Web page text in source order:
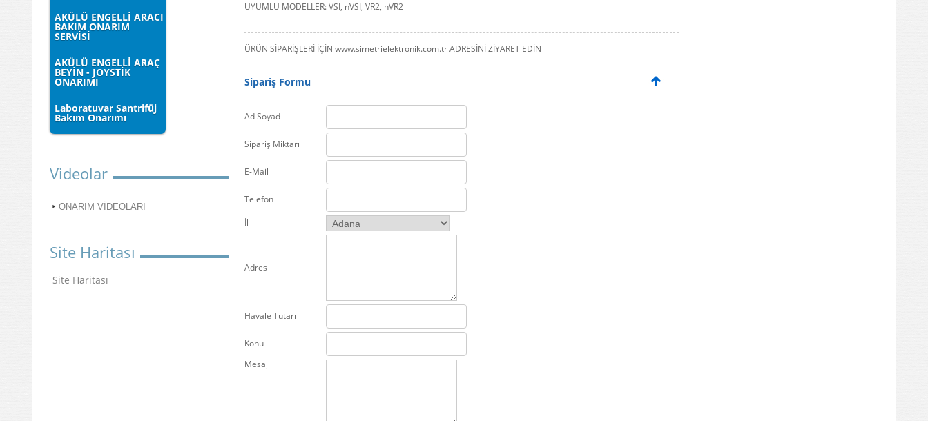
AKÜLÜ ENGELLİ ARACI
BAKIM ONARIM
SERVİSİ
AKÜLÜ ENGELLİ ARAÇ
BEYİN - JOYSTİK
ONARIMI
Laboratuvar Santrifüj
Bakım Onarımı
Videolar
ONARIM VİDEOLARI
Site Haritası
Site Haritası
UYUMLU MODELLER: VSI, nVSI, VR2, nVR2
ÜRÜN SİPARİŞLERİ İÇİN www.simetrielektronik.com.tr ADRESİNİ ZİYARET EDİN
Sipariş Formu
Ad Soyad
Sipariş Miktarı
E-Mail
Telefon
İl
Adres
Havale Tutarı
Konu
Mesaj